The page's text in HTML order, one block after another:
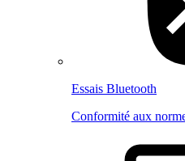
Essais Bluetooth
Conformité aux